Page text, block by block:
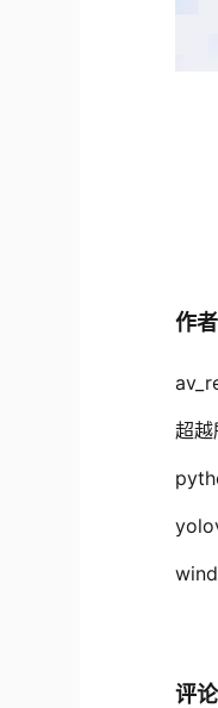
作
超
评